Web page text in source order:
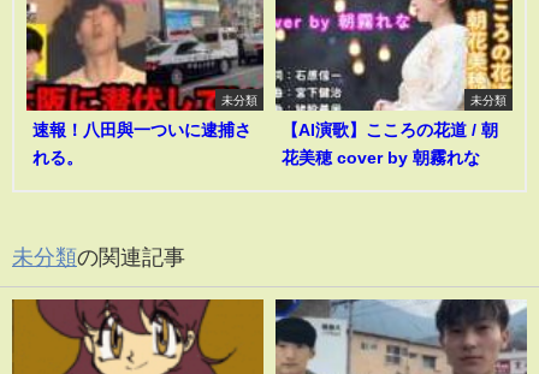
未分類
速報！八田與一ついに逮捕さ
れる。
未分類
【AI演歌】こころの花道 / 朝
花美穂 cover by 朝霧れな
未分類の関連記事